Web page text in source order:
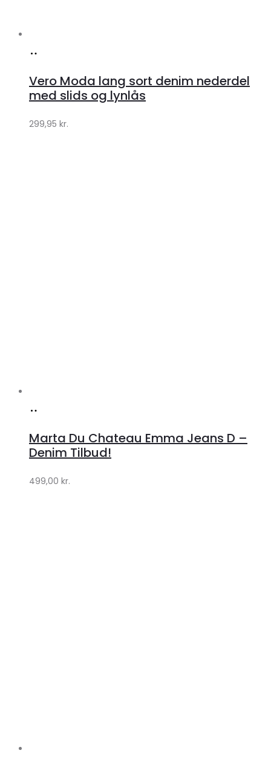
Klædeskabet.dk
Vero Moda lang sort denim nederdel
med slids og lynlås
299,95 kr.
Klædeskabet.dk
Marta Du Chateau Emma Jeans D –
Denim Tilbud!
499,00 kr.